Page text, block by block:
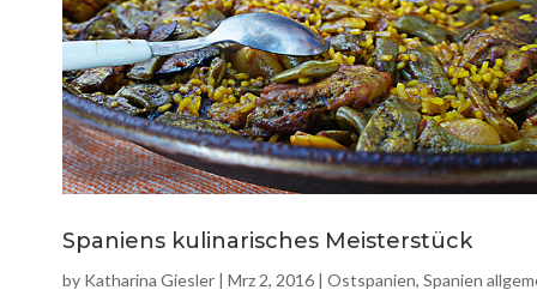
Spaniens kulinarisches Meisterstück
by Katharina Giesler | Mrz 2, 2016 | Ostspanien, Spanien